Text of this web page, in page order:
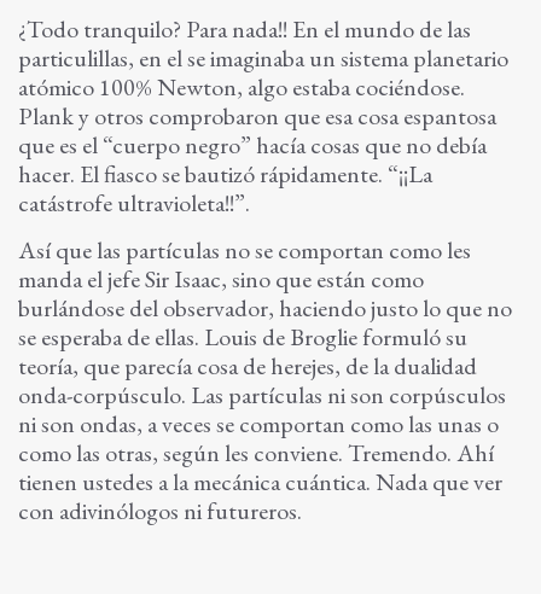
¿Todo tranquilo? Para nada!! En el mundo de las
particulillas, en el se imaginaba un sistema planetario
atómico 100% Newton, algo estaba cociéndose.
Plank y otros comprobaron que esa cosa espantosa
que es el “cuerpo negro” hacía cosas que no debía
hacer. El fiasco se bautizó rápidamente. “¡¡La
catástrofe ultravioleta!!”.
Así que las partículas no se comportan como les
manda el jefe Sir Isaac, sino que están como
burlándose del observador, haciendo justo lo que no
se esperaba de ellas. Louis de Broglie formuló su
teoría, que parecía cosa de herejes, de la dualidad
onda-corpúsculo. Las partículas ni son corpúsculos
ni son ondas, a veces se comportan como las unas o
como las otras, según les conviene. Tremendo. Ahí
tienen ustedes a la mecánica cuántica. Nada que ver
con adivinólogos ni futureros.